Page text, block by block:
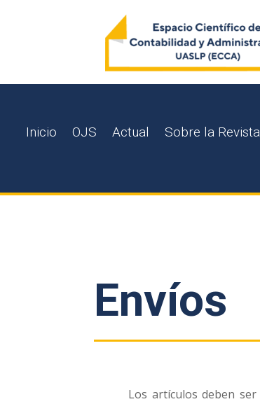
Inicio OJS Actual Sobre la Revista
Envíos
Los artículos deben